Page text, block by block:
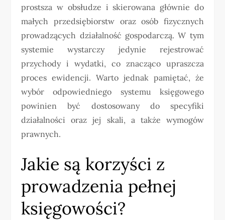
prostsza w obsłudze i skierowana głównie do
małych przedsiębiorstw oraz osób fizycznych
prowadzących działalność gospodarczą. W tym
systemie wystarczy jedynie rejestrować
przychody i wydatki, co znacząco upraszcza
proces ewidencji. Warto jednak pamiętać, że
wybór odpowiedniego systemu księgowego
powinien być dostosowany do specyfiki
działalności oraz jej skali, a także wymogów
prawnych.
Jakie są korzyści z
prowadzenia pełnej
księgowości?